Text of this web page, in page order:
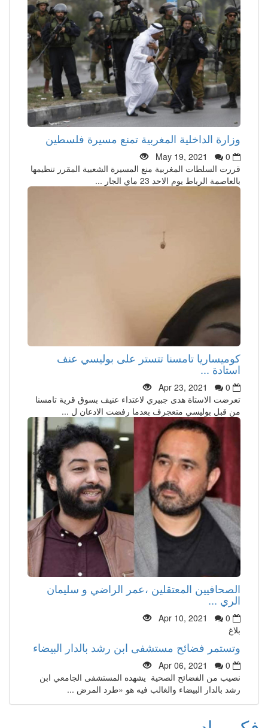
وزارة الداخلية المغربية تمنع مسيرة فلسطين
May 19, 2021
0
قررت السلطات المغربية منع المسيرة الشعبية المقرر تنظيمها
بالعاصمة الرباط يوم الاحد 23 ماي الجار ...
كوميساريا تامسنا تتستر على بوليسي عنف
استادة ...
Apr 23, 2021
0
تعرضت الاستاة هدى جبيري لاعتداء عنيف بسوق قرية تامسنا
من قبل بوليسي متعجرف بعدما رفضت الادعان ل ...
الصحافيين المعتقلين ،عمر الراضي و سليمان
الري ...
Apr 10, 2021
0
بلاغ
وتستمر فضائح مستشفى ابن رشد بالدار البيضاء
Apr 06, 2021
0
نصيب من الفضائح الصحية يشهده المستشفى الجامعي ابن
رشد بالدار البيضاء والغالب فيه هو «طرد المرض ...